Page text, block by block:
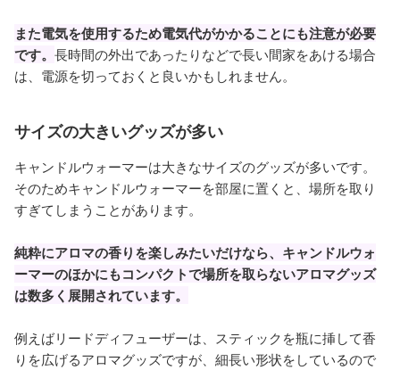
また電気を使用するため電気代がかかることにも注意が必要
です。 長時間の外出であったりなどで長い間家をあける場合
は、電源を切っておくと良いかもしれません。
サイズの大きいグッズが多い
キャンドルウォーマーは大きなサイズのグッズが多いです。
そのためキャンドルウォーマーを部屋に置くと、場所を取り
すぎてしまうことがあります。​
純粋にアロマの香りを楽しみたいだけなら、キャンドルウォ
ーマーのほかにもコンパクトで場所を取らないアロマグッズ
は数多く展開されています。
例えばリードディフューザーは、スティックを瓶に挿して香
りを広げるアロマグッズですが、細長い形状をしているので